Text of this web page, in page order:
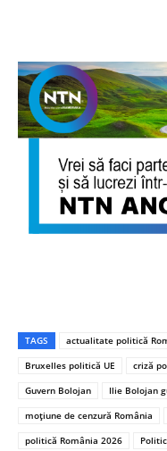
TAGS actualitate politică
Bruxelles politică UE
criză
Guvern Bolojan
Ilie Bolojan
moțiune de cenzură România
politică România 2026